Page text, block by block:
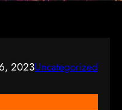
2023Uncategorized